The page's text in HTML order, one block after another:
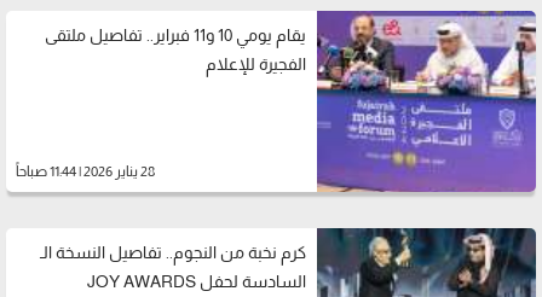
يقام يومي 10 و11 فبراير.. تفاصيل ملتقى
الفجيرة للإعلام
28 يناير 2026 | 11:44 صباحاً
كرم نخبة من النجوم.. تفاصيل النسخة الـ
السادسة لحفل JOY AWARDS